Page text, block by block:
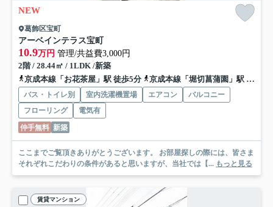
NEW
葛飾区宝町
アーベインテラス宝町
10.9万円 管理/共益費3,000円
2階 / 28.44㎡ / 1LDK /新築
京成本線「お花茶屋」駅 徒歩5分
京成本線「堀切菖蒲園」駅 徒歩13分
バス・トイレ別 室内洗濯機置場 エアコン
バルコニー
フローリング
電気有
仲手無料 新築
ここまでご覧頂きありがとうございます。 お部屋探しの際には、皆さま
それぞれこだわりの条件があると思いますが、当社では【... もっと見る
賃貸マンション